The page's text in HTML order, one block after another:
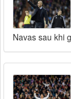
Navas sau khi